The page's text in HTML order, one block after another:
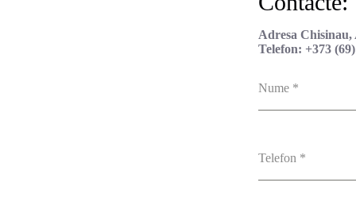
Adresa Chisinau,
Telefon: +373
Nume *
Telefon *